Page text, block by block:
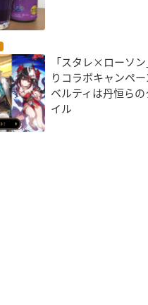
「スタレ×ローソ
りコラボキャンペ
ベルティは丹恒ら
イル